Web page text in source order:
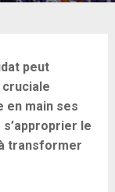
peut
en main ses
le
transformer